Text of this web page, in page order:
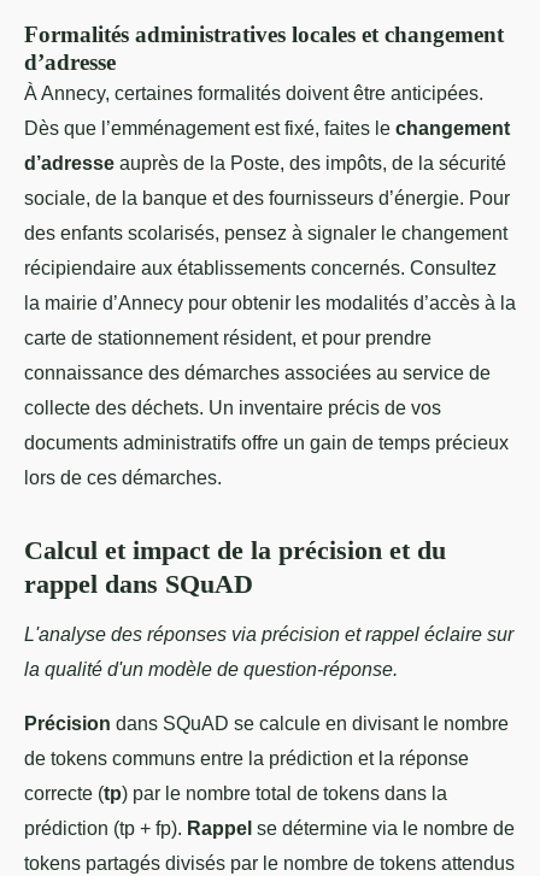
Formalités administratives locales et changement
d’adresse
À Annecy, certaines formalités doivent être anticipées.
Dès que l’emménagement est fixé, faites le changement
d’adresse auprès de la Poste, des impôts, de la sécurité
sociale, de la banque et des fournisseurs d’énergie. Pour
des enfants scolarisés, pensez à signaler le changement
récipiendaire aux établissements concernés. Consultez
la mairie d’Annecy pour obtenir les modalités d’accès à la
carte de stationnement résident, et pour prendre
connaissance des démarches associées au service de
collecte des déchets. Un inventaire précis de vos
documents administratifs offre un gain de temps précieux
lors de ces démarches.
Calcul et impact de la précision et du
rappel dans SQuAD
L'analyse des réponses via précision et rappel éclaire sur
la qualité d'un modèle de question-réponse.
Précision dans SQuAD se calcule en divisant le nombre
de tokens communs entre la prédiction et la réponse
correcte (tp) par le nombre total de tokens dans la
prédiction (tp + fp). Rappel se détermine via le nombre de
tokens partagés divisés par le nombre de tokens attendus